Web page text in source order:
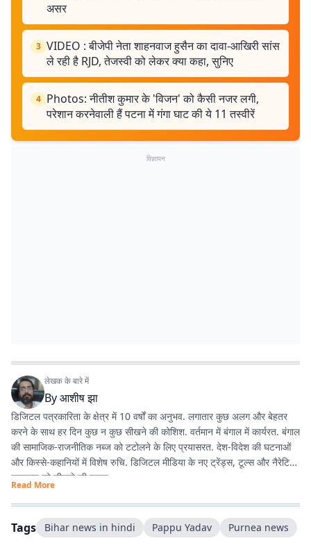
असर
3 VIDEO : बीजेपी नेता शाहनवाज हुसैन का दावा-आखिरी सांस
ले रही है RJD, तेजस्वी को लेकर क्या कहा, सुनिए
4 Photos: नीतीश कुमार के 'विजन' को कैसी नजर लगी,
परेशान करनेवाली हैं पटना में गंगा घाट की ये 11 तस्वीरें
विज्ञापन
लेखक के बारे में
Byआशीष झा
डिजिटल पत्रकारिता के क्षेत्र में 10 वर्षों का अनुभव. लगातार कुछ अलग और बेहतर
करने के साथ हर दिन कुछ न कुछ सीखने की कोशिश. वर्तमान में बंगाल में कार्यरत. बंगाल
की सामाजिक-राजनीतिक नब्ज को टटोलने के लिए प्रयासरत. देश-विदेश की घटनाओं
और किस्से-कहानियों में विशेष रुचि. डिजिटल मीडिया के नए ट्रेंड्स, टूल्स और नैरेटिव
स्टाइल्स को सीखने की चाहत.
Read More
Tags Bihar news in hindi Pappu Yadav Purnea news